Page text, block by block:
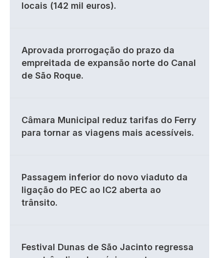
locais (142 mil euros).
Aprovada prorrogação do prazo da
empreitada de expansão norte do Canal
de São Roque.
Câmara Municipal reduz tarifas do Ferry
para tornar as viagens mais acessíveis.
Passagem inferior do novo viaduto da
ligação do PEC ao IC2 aberta ao
trânsito.
Festival Dunas de São Jacinto regressa